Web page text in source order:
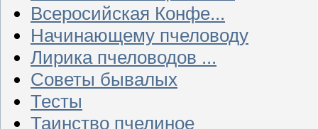
Всеросийская Конфе...
Начинающему пчеловоду
Лирика пчеловодов ...
Советы бывалых
Тесты
Таинство пчелиное